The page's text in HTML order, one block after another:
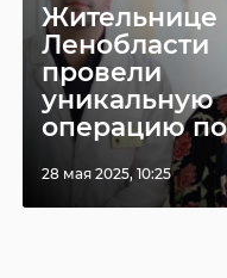
Жительнице
Ленобласти
провели
уникальную
операцию по
28 мая 2025, 10:25